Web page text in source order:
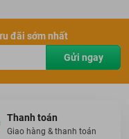
RoC cũng rất đa dạng
kem dưỡng ẩm…
đãi sớm nhất
Gửi ngay
Thanh toán
Giao hàng & thanh toán